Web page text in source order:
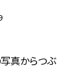
真からつぶ